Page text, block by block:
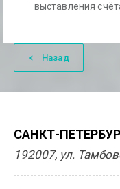
выставления
Назад
САНКТ-
192007, ул.